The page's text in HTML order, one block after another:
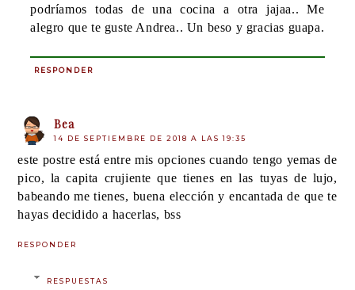
podríamos todas de una cocina a otra jajaa.. Me
alegro que te guste Andrea.. Un beso y gracias guapa.
RESPONDER
Bea
14 DE SEPTIEMBRE DE 2018 A LAS 19:35
este postre está entre mis opciones cuando tengo yemas de
pico, la capita crujiente que tienes en las tuyas de lujo,
babeando me tienes, buena elección y encantada de que te
hayas decidido a hacerlas, bss
RESPONDER
RESPUESTAS